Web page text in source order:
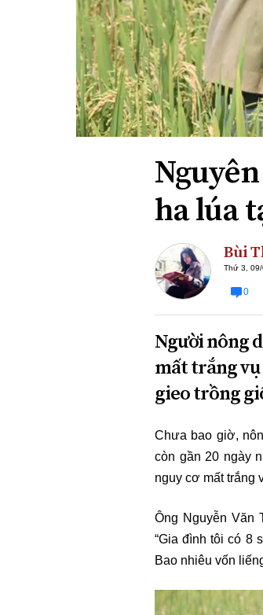
Xi nhan Trái Phải
Bạn đọc viết
ha lúa
Bùi
Thứ 3,
0
Người nông
mất trắng
gieo trồng
Chưa bao giờ,
còn gần 20 ngày
nguy cơ mất trắng
Ông Nguyễn Văn
“Gia đình tôi có 8
Bao nhiêu vốn